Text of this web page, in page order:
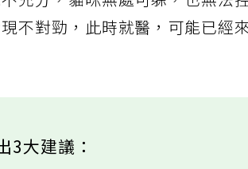
充分，貓咪無處可躲，也無法
不對勁，此時就醫，可能已經
3大建議：